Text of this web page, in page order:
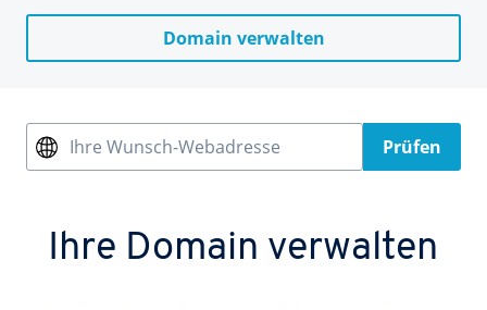
Domain verwalten
Ihre Wunsch-Webadresse Prüfen
Ihre Domain verwalten